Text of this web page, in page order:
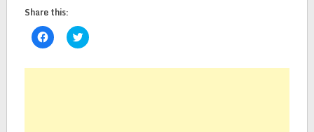
Share this:
Click
to
Facebook
Click
to
Twitter